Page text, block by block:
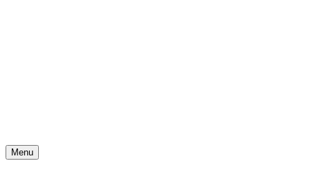
Menu